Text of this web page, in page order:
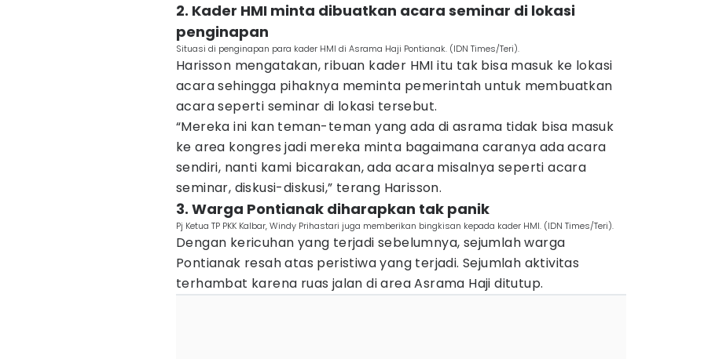
2. Kader HMI minta dibuatkan acara seminar di lokasi
penginapan
Situasi di penginapan para kader HMI di Asrama Haji Pontianak. (IDN Times/Teri).
Harisson mengatakan, ribuan kader HMI itu tak bisa masuk ke lokasi
acara sehingga pihaknya meminta pemerintah untuk membuatkan
acara seperti seminar di lokasi tersebut.
“Mereka ini kan teman-teman yang ada di asrama tidak bisa masuk
ke area kongres jadi mereka minta bagaimana caranya ada acara
sendiri, nanti kami bicarakan, ada acara misalnya seperti acara
seminar, diskusi-diskusi,” terang Harisson.
3. Warga Pontianak diharapkan tak panik
Pj Ketua TP PKK Kalbar, Windy Prihastari juga memberikan bingkisan kepada kader HMI. (IDN Times/Teri).
Dengan kericuhan yang terjadi sebelumnya, sejumlah warga
Pontianak resah atas peristiwa yang terjadi. Sejumlah aktivitas
terhambat karena ruas jalan di area Asrama Haji ditutup.